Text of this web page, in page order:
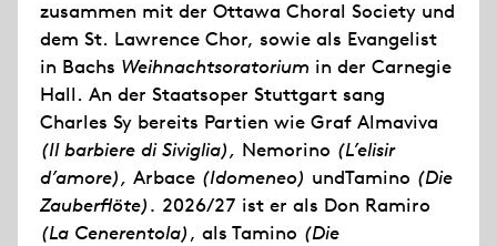
zusammen mit der Ottawa Choral Society und
dem St. Lawrence Chor, sowie als Evangelist
in Bachs Weihnachtsoratorium in der Carnegie
Hall. An der Staatsoper Stuttgart sang
Charles Sy bereits Partien wie Graf Almaviva
(Il barbiere di Siviglia), Nemorino (L’elisir
d’amore), Arbace (Idomeneo) undTamino (Die
Zauberflöte). 2026/27 ist er als Don Ramiro
(La Cenerentola), als Tamino (Die